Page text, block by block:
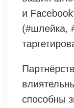
и
(#шлейка,
способны